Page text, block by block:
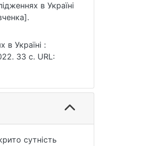
в Україні
Україні :
33 с. URL:
сутність